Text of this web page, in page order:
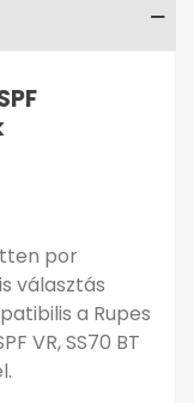
por
választás
a Rupes
VR, SS70 BT